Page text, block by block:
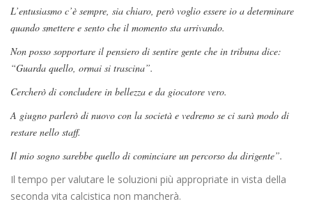
L’entusiasmo c’è sempre, sia chiaro, però voglio essere io a determinare
quando smettere e sento che il momento sta arrivando.
Non posso sopportare il pensiero di sentire gente che in tribuna dice:
“Guarda quello, ormai si trascina”.
Cercherò di concludere in bellezza e da giocatore vero.
A giugno parlerò di nuovo con la società e vedremo se ci sarà modo di
restare nello staff.
Il mio sogno sarebbe quello di cominciare un percorso da dirigente”.
Il tempo per valutare le soluzioni più appropriate in vista della
seconda vita calcistica non mancherà.